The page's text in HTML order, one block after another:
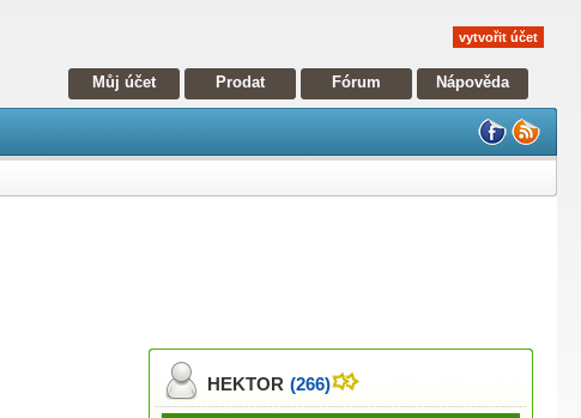
vytvořit účet
Můj účet Prodat Fórum Nápověda
HEKTOR (266)